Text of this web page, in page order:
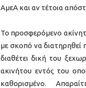
ΑμεΑ και αν τέτοια
Το προσφερόμενο
με σκοπό να διατηρηθεί
διαθέτει δική του
ακινήτου εντός του
καθορισμένο.